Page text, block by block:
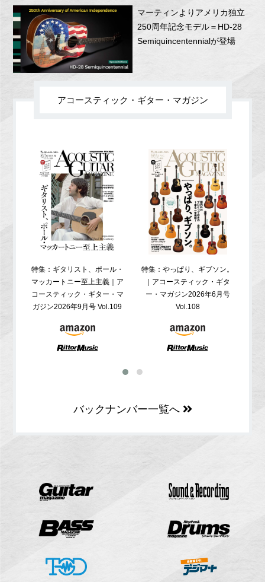
マーティンよりアメリカ独立
250周年記念モデル＝HD-28
Semiquincentennialが登場
アコースティック・ギター・マガジン
特集：ギタリスト、ポール・
マッカートニー至上主義｜ア
コースティック・ギター・マ
ガジン2026年9月号 Vol.109
特集：やっぱり、ギブソン。
｜アコースティック・ギタ
ー・マガジン2026年6月号
Vol.108
バックナンバー一覧へ